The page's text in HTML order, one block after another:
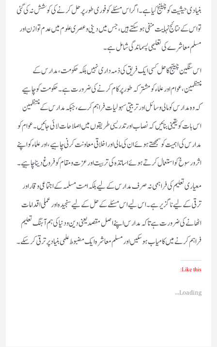
بنیادی حیثیت کو چیلنج کیا ہے۔ اگر اس مسئلے کو فوری طور پر حل کرنے کی کوشش نہ کی گئی
تو اس کے نتائج نہایت منفی ہو سکتے ہیں، جس میں دینی و عصری علوم میں عدم توازن اور
مسلم معاشرے کی تعلیمی پسماندگی شامل ہے۔
اس سنگین چیلنج کا حل کسی ایک فریق کی ذمہ داری نہیں بلکہ حکومت، مدارس کے
منتظمین، عوام اور علماء کو مشترکہ طور پر کام کرنے کی ضرورت ہے۔ حکومت کو چاہیے
کہ وہ مدارس کو مالی وسائل اور تربیتی سہولیات فراہم کرے، جبکہ مدارس کے منتظمین
اس بات کو یقینی بنائیں کہ نصاب اور تدریسی طریقوں میں اصلاحات لائی جائیں۔ عوام کو
مدارس کی اہمیت کو سمجھتے ہوئے ان کی مالی اور اخلاقی معاونت کرنی چاہیے، اور علماء کو اپنے
اثر و رسوخ کو استعمال کرتے ہوئے اساتذہ کی تربیت اور عزت و مقام کو فروغ دینا چاہیے۔
معیاری تعلیم کی فراہمی نہ صرف مدارس کے لیے بلکہ امت مسلمہ کے اجتماعی وقار اور
ترقی کے لیے ناگزیر ہے۔ اس لیے اس مسئلے کے حل کے لیے سنجیدہ اور عملی اقدامات
اٹھانے کی ضرورت ہے تاکہ مدارس اپنے اصل مقصد یعنی دین و دنیا کی ہم آہنگ تعلیم
فراہم کرنے میں کامیاب ہو سکیں اور مسلم معاشرہ ایک مضبوط علمی بنیاد پر ترقی کر سکے۔
Like this:
Loading...